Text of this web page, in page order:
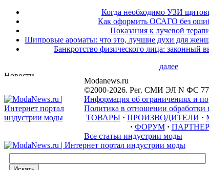
Когда необходимо УЗИ
Как оформить ОСАГО без
Показания к лучевой
Шипровые ароматы: что это, лучшие духи для
Банкротство физического лица: законный
далее
Modanews.ru
©2000-2026. Рег. СМИ ЭЛ N ФС
Информация об ограничениях и
Политика в отношении обработки
ТОВАРЫ · ПРОИЗВОДИТЕЛИ ·
· ФОРУМ ·
Все статьи индустрии моды